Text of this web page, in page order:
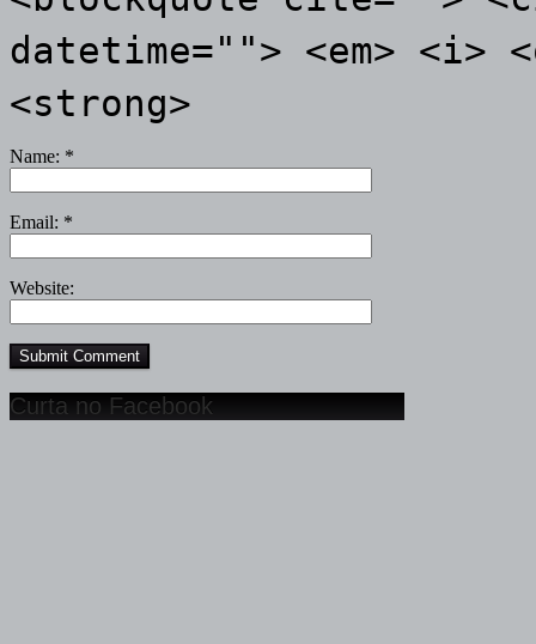
datetime=""> <em> <i>
<strong>
Name: *
Email: *
Website:
Curta no Facebook